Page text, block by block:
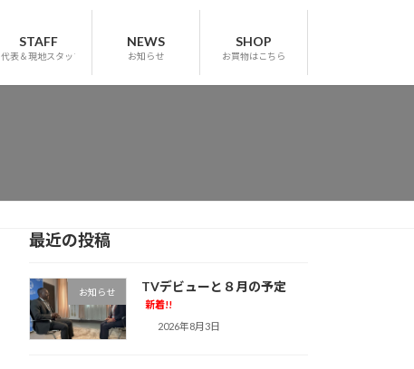
STAFF
代表＆現地スタッフ
NEWS
お知らせ
SHOP
お買物はこちら
最近の投稿
お知らせ TVデビューと８月の予定
新着!!
2026年8月3日